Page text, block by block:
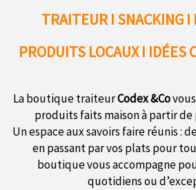
TRAITEUR I SNACKING I
PRODUITS LOCAUXI IDÉES
La boutique traiteurCodex &Co
produits faits maison à partir
Un espace aux savoirs faire réunis :
en passant par vos plats pour
boutique vous accompagne
quotidiens ou